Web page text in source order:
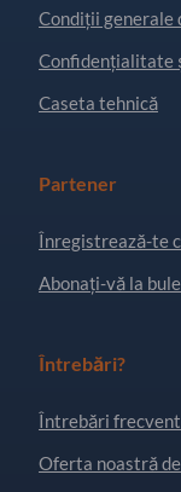
Condiţii generale
Confidențialitate
Caseta tehnică
Partener
Înregistrează-te
Abonați-vă la
Întrebări?
Întrebări
Oferta noastră